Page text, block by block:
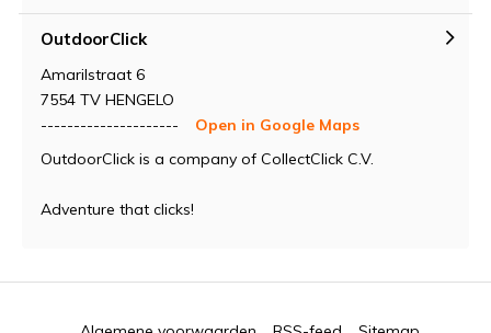
OutdoorClick
Amarilstraat 6
7554 TV HENGELO
---------------------
Open in Google Maps
OutdoorClick is a company of CollectClick C.V.
Adventure that clicks!